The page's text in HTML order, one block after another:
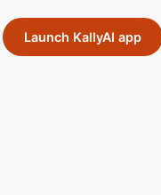
Launch KallyAI app